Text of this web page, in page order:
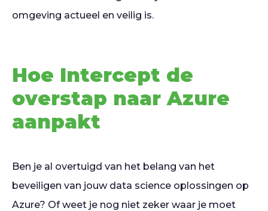
omgeving actueel en veilig is.
Hoe Intercept de
overstap naar Azure
aanpakt
Ben je al overtuigd van het belang van het
beveiligen van jouw data science oplossingen op
Azure? Of weet je nog niet zeker waar je moet